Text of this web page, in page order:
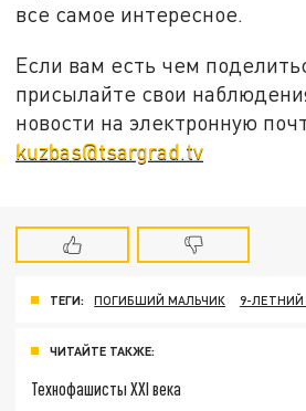
все самое интересное.
Если вам есть чем
присылайте свои
новости на электронную
kuzbas@tsargrad.tv
ТЕГИ: ПОГИБШИЙ МАЛЬЧИК 9-
ЧИТАЙТЕ ТАКЖЕ:
Технофашисты XXI века